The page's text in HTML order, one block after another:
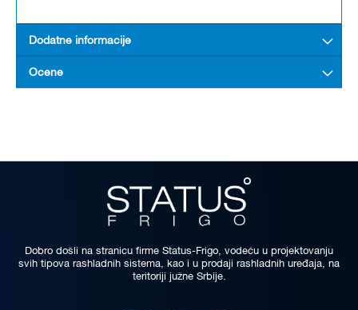
Dodatne informacije
Ocene
Dobro došli na stranicu firme Status-Frigo, vodeću u projektovanju
svih tipova rashladnih sistema, kao i u prodaji rashladnih uređaja, na
teritoriji južne Srbije.